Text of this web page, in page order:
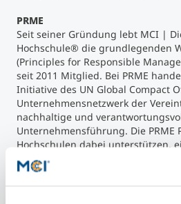
PRME
Seit seiner Gründung lebt MCI |
Hochschule® die grundlegenden
(Principles for Responsible
seit 2011 Mitglied. Bei PRME
Initiative des UN Global Compact
Unternehmensnetzwerk der
nachhaltige und
Unternehmensführung. Die PRME
Hochschulen dabei unterstützen,
von Führungskräften
komplexe Herausforderungen in